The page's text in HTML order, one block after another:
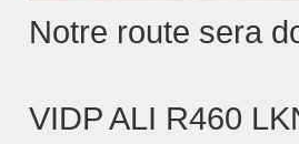
Notre route sera
VIDP ALI R460